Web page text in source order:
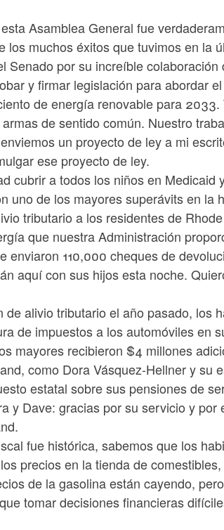
Asamblea General fue
los muchos éxitos que tuvimos en la
Senado por su increíble
y firmar legislación para abordar
de energía renovable para
de sentido común. Nuestro
un proyecto de ley a mi
ese proyecto de ley.
cubrir a todos los niños en
uno de los mayores superávits en la
tributario a los residentes de
que nuestra Administración
enviaron 110,000 cheques de
aquí con sus hijos esta noche.
de alivio tributario el año pasado, los
de impuestos a los automóviles en
mayores recibieron $4 millones
como Dora Vásquez-Hellner y su
estatal sobre sus pensiones de
y Dave: gracias por su servicio y
fue histórica, sabemos que los
precios en la tienda de
de la gasolina están cayendo,
tomar decisiones financieras